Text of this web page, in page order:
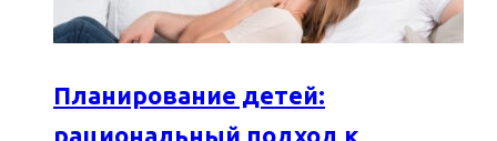
Планирование детей:
рациональный подход к